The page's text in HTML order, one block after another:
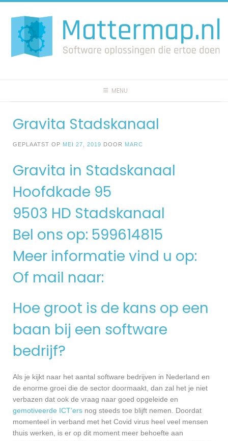
naar
inhoud
MENU
Gravita Stadskanaal
GEPLAATST OP MEI 27, 2019 DOOR MARC
Gravita in Stadskanaal
Hoofdkade 95
9503 HD Stadskanaal
Bel ons op: 599614815
Meer informatie vind u op:
Of mail naar:
Hoe groot is de kans op een
baan bij een software
bedrijf?
Als je kijkt naar het aantal software bedrijven in Nederland en
de enorme groei die de sector doormaakt, dan zal het je niet
verbazen dat ook de vraag naar goed opgeleide en
gemotiveerde ICT’ers nog steeds toe blijft nemen. Doordat
momenteel in verband met het Covid virus heel veel mensen
thuis werken, is er op dit moment meer behoefte aan